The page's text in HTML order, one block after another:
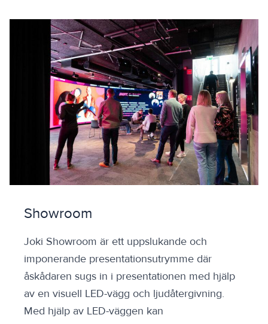
Showroom
Joki Showroom är ett uppslukande och
imponerande presentationsutrymme där
åskådaren sugs in i presentationen med hjälp
av en visuell LED-vägg och ljudåtergivning.
Med hjälp av LED-väggen kan